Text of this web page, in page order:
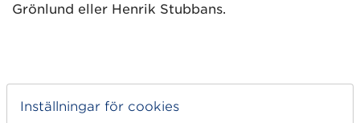
Grönlund eller Henrik Stubbans.
Inställningar för cookies